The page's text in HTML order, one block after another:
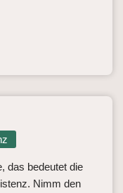
das bedeutet die
Nimm den